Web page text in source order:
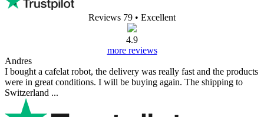
Reviews 79 • Excellent
4.9
more reviews
Andres
I bought a cafelat robot, the delivery was really fast and the products
were in great conditions. I will be buying again. The shipping to
Switzerland ...